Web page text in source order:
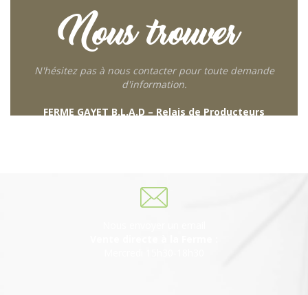
Nous trouver
N'hésitez pas à nous contacter pour toute demande
d'information.
FERME GAYET B.L.A.D – Relais de Producteurs